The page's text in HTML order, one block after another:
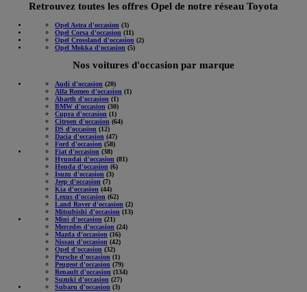
Retrouvez toutes les offres Opel de notre réseau Toyota
Opel Astra d'occasion (3)
Opel Corsa d'occasion (11)
Opel Crossland d'occasion (2)
Opel Mokka d'occasion (5)
Nos voitures d'occasion par marque
Audi d'occasion (20)
Alfa Romeo d'occasion (1)
Abarth d'occasion (1)
BMW d'occasion (30)
Cupra d'occasion (1)
Citroen d'occasion (64)
DS d'occasion (12)
Dacia d'occasion (47)
Ford d'occasion (58)
Fiat d'occasion (38)
Hyundai d'occasion (81)
Honda d'occasion (6)
Isuzu d'occasion (3)
Jeep d'occasion (7)
Kia d'occasion (44)
Lexus d'occasion (62)
Land Rover d'occasion (2)
Mitsubishi d'occasion (13)
Mini d'occasion (21)
Mercedes d'occasion (24)
Mazda d'occasion (16)
Nissan d'occasion (42)
Opel d'occasion (32)
Porsche d'occasion (1)
Peugeot d'occasion (79)
Renault d'occasion (134)
Suzuki d'occasion (27)
Subaru d'occasion (3)